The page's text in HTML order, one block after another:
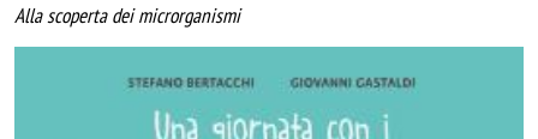
Alla scoperta dei microrganismi